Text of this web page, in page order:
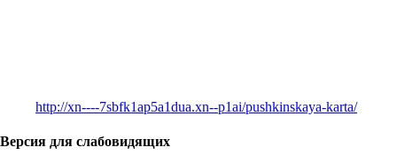
http://xn----7sbfk1ap5a1dua.xn--p1ai/pushkinskaya-karta/
Версия для слабовидящих